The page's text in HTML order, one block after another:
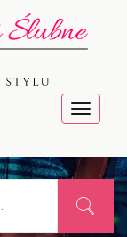
Menu